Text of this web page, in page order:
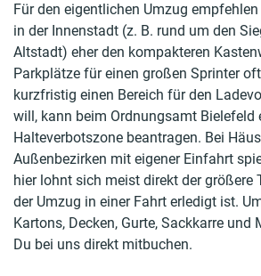
Für den eigentlichen Umzug
in der Innenstadt (z. B. rund um den
Altstadt) eher den kompakteren
Parkplätze für einen großen Sprinter
kurzfristig einen Bereich für den
will, kann beim Ordnungsamt Bielefeld
Halteverbotszone beantragen. Bei
Außenbezirken mit eigener Einfahrt
hier lohnt sich meist direkt der größere
der Umzug in einer Fahrt erledigt ist.
Kartons, Decken, Gurte, Sackkarre und
Du bei uns direkt mitbuchen.